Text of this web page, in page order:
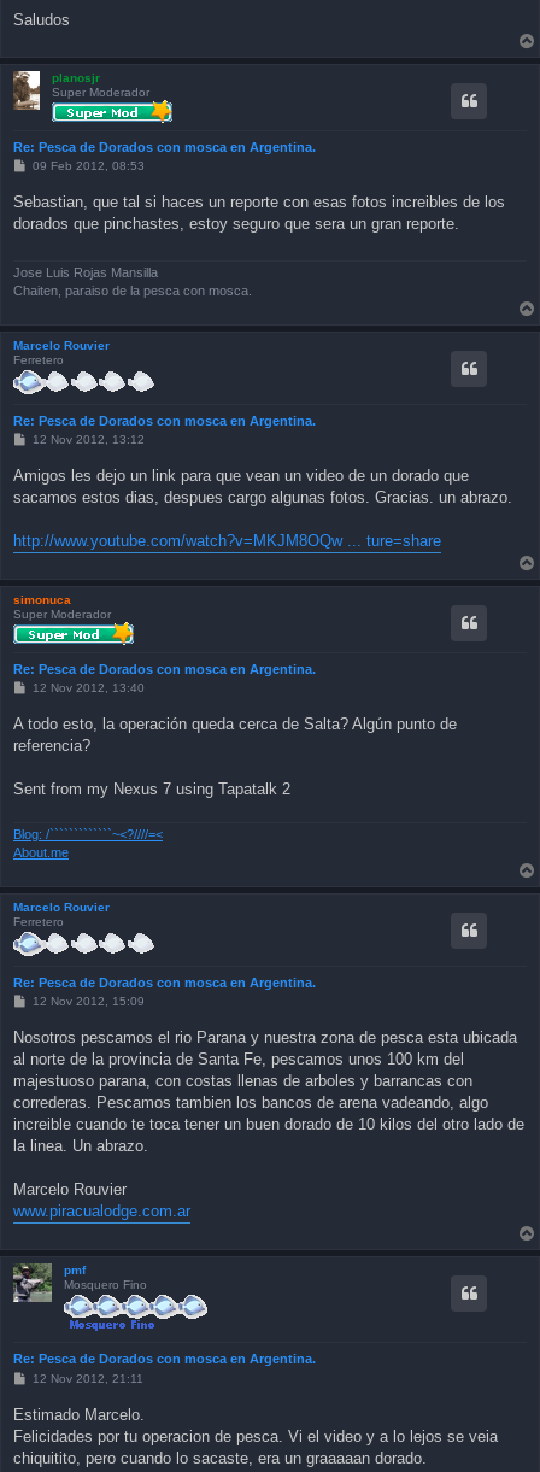
Saludos
planosjr
Super Moderador
Re: Pesca de Dorados con mosca en Argentina.
P
t
09 Feb 2012, 08:53
Sebastian, que tal si haces un reporte con esas fotos increibles de los
dorados que pinchastes, estoy seguro que sera un gran reporte.
Jose Luis Rojas Mansilla
Chaiten, paraiso de la pesca con mosca.
Marcelo Rouvier
Ferretero
Re: Pesca de Dorados con mosca en Argentina.
P
t
12 Nov 2012, 13:12
Amigos les dejo un link para que vean un video de un dorado que
sacamos estos dias, despues cargo algunas fotos. Gracias. un abrazo.
http://www.youtube.com/watch?v=MKJM8OQw ... ture=share
simonuca
Super Moderador
Re: Pesca de Dorados con mosca en Argentina.
P
s
t
12 Nov 2012, 13:40
A todo esto, la operación queda cerca de Salta? Algún punto de
referencia?
Sent from my Nexus 7 using Tapatalk 2
Blog: /`````````````~<?////=<
About.me
Marcelo Rouvier
Ferretero
Re: Pesca de Dorados con mosca en Argentina.
P
t
12 Nov 2012, 15:09
Nosotros pescamos el rio Parana y nuestra zona de pesca esta ubicada
al norte de la provincia de Santa Fe, pescamos unos 100 km del
majestuoso parana, con costas llenas de arboles y barrancas con
correderas. Pescamos tambien los bancos de arena vadeando, algo
increible cuando te toca tener un buen dorado de 10 kilos del otro lado de
la linea. Un abrazo.
Marcelo Rouvier
www.piracualodge.com.ar
pmf
Mosquero Fino
Re: Pesca de Dorados con mosca en Argentina.
P
t
12 Nov 2012, 21:11
Estimado Marcelo.
Felicidades por tu operacion de pesca. Vi el video y a lo lejos se veia
chiquitito, pero cuando lo sacaste, era un graaaaan dorado.